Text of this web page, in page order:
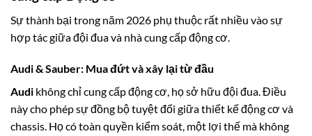
Sự thành bại trong năm 2026 phụ thuộc rất nhiều vào sự
hợp tác giữa đội đua và nhà cung cấp động cơ.
Audi & Sauber: Mua đứt và xây lại từ đầu
Audi không chỉ cung cấp động cơ, họ sở hữu đội đua. Điều
này cho phép sự đồng bộ tuyệt đối giữa thiết kế động cơ và
chassis. Họ có toàn quyền kiểm soát, một lợi thế mà không